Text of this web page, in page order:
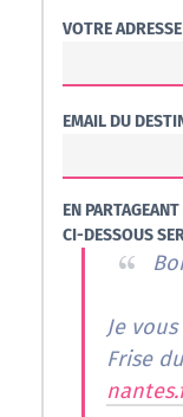
VOTRE
EMAIL DU
EN
CI-DESSOUS
Je
Frise